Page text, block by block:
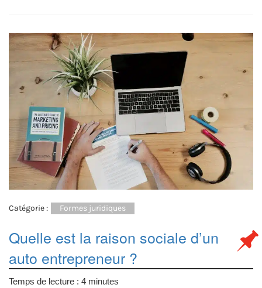
Catégorie : Formes juridiques
Quelle est la raison sociale d’un
auto entrepreneur ?
Temps de lecture : 4 minutes